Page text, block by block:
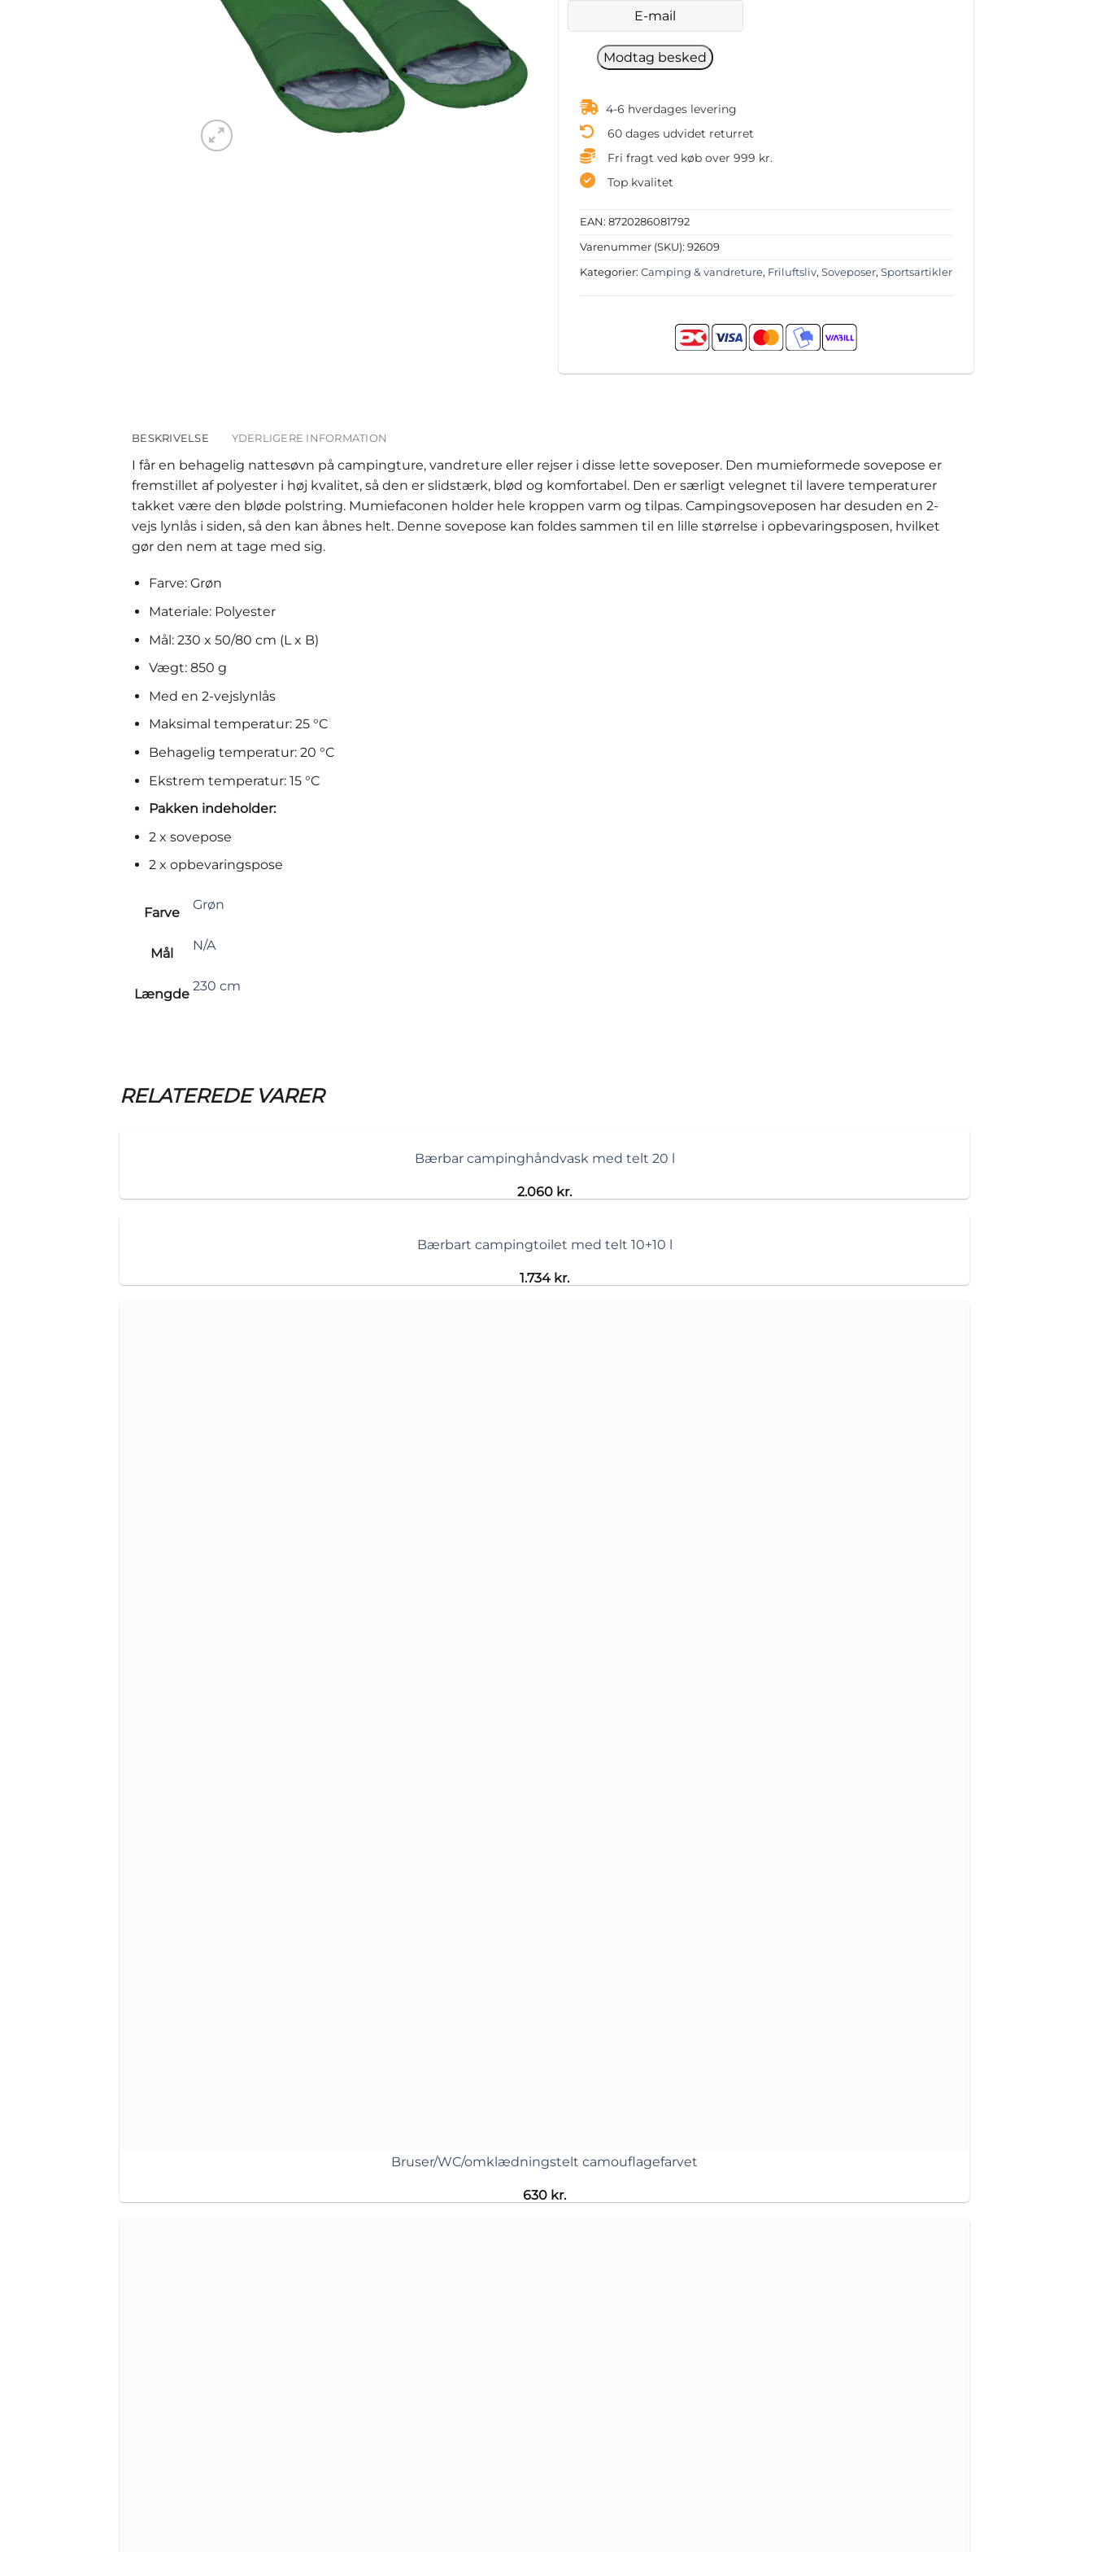
4-6 hverdages levering
60 dages udvidet returret
Fri fragt ved køb over 999 kr.
Top kvalitet
EAN: 8720286081792
Varenummer (SKU): 92609
Kategorier: Camping & vandreture, Friluftsliv, Soveposer, Sportsartikler
BESKRIVELSE YDERLIGERE INFORMATION
I får en behagelig nattesøvn på campingture, vandreture eller rejser i disse lette soveposer. Den mumieformede sovepose er
fremstillet af polyester i høj kvalitet, så den er slidstærk, blød og komfortabel. Den er særligt velegnet til lavere temperaturer
takket være den bløde polstring. Mumiefaconen holder hele kroppen varm og tilpas. Campingsoveposen har desuden en 2-
vejs lynlås i siden, så den kan åbnes helt. Denne sovepose kan foldes sammen til en lille størrelse i opbevaringsposen, hvilket
gør den nem at tage med sig.
Farve: Grøn
Materiale: Polyester
Mål: 230 x 50/80 cm (L x B)
Vægt: 850 g
Med en 2-vejslynlås
Maksimal temperatur: 25 °C
Behagelig temperatur: 20 °C
Ekstrem temperatur: 15 °C
Pakken indeholder:
2 x sovepose
2 x opbevaringspose
Farve
Grøn
Mål
N/A
Længde
230 cm
RELATEREDE VARER
Bærbar campinghåndvask med telt 20 l
2.060 kr.
Bærbart campingtoilet med telt 10+10 l
1.734 kr.
Bruser/WC/omklædningstelt camouflagefarvet
630 kr.